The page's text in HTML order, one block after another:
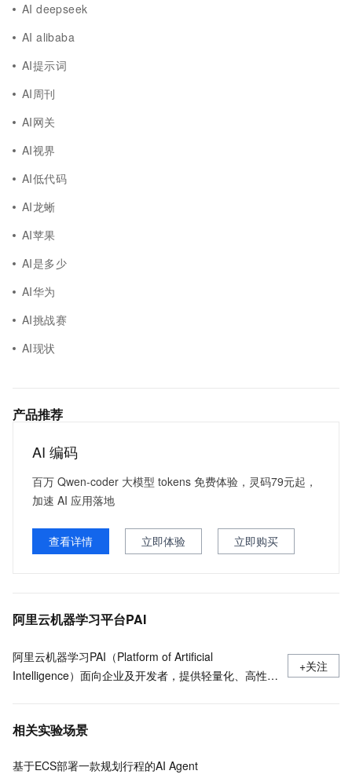
AI deepseek
AI alibaba
AI提示词
AI周刊
AI网关
AI视界
AI低代码
AI龙蜥
AI苹果
AI是多少
AI华为
AI挑战赛
AI现状
产品推荐
AI 编码
百万 Qwen-coder 大模型 tokens 免费体验，灵码79元起，
加速 AI 应用落地
查看详情 立即体验 立即购买
阿里云机器学习平台PAI
阿里云机器学习PAI（Platform of Artificial
Intelligence）面向企业及开发者，提供轻量化、高性价
DSW云原生交互式建模平台、PAI-DLC云原生AI基础平
征、万亿样本规模加速训练，百余落地场景，全面提升
+关注
相关实验场景
基于ECS部署一款规划行程的AI Agent